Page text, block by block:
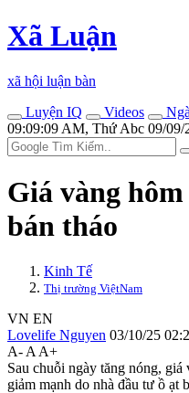
Xã Luận
xã hội luận bàn
Luyện IQ
Videos
09:09:09 AM, Thứ Abc 09/09/
Giá vàng
bán tháo
Kinh Tế
Thị trường ViệtNam
VN EN
Lovelife Nguyen 03/10/25
A- A A+
Sau chuỗi ngày tăng nóng, giá
giảm mạnh do nhà đầu tư ồ ạt